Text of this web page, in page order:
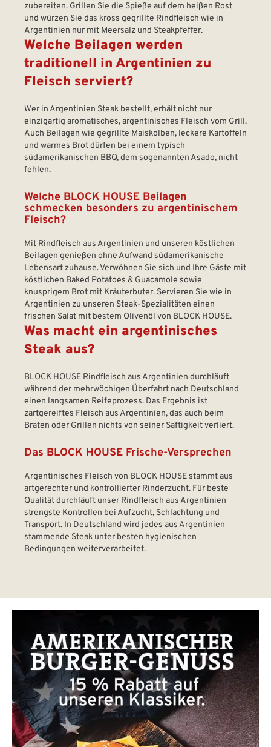
zubereiten. Grillen Sie die Spieße auf dem heißen Rost
und würzen Sie das kross gegrillte Rindfleisch wie in
Argentinien nur mit Meersalz und Steakpfeffer.
Welche Beilagen werden
traditionell in Argentinien zu
Fleisch serviert?
Wer in Argentinien Steak bestellt, erhält nicht nur
einzigartig aromatisches, argentinisches Fleisch vom Grill.
Auch Beilagen wie gegrillte Maiskolben, leckere Kartoffeln
und warmes Brot dürfen bei einem typisch
südamerikanischen BBQ, dem sogenannten Asado, nicht
fehlen.
Welche BLOCK HOUSE Beilagen
schmecken besonders zu argentinischem
Fleisch?
Mit Rindfleisch aus Argentinien und unseren köstlichen
Beilagen genießen ohne Aufwand südamerikanische
Lebensart zuhause. Verwöhnen Sie sich und Ihre Gäste mit
köstlichen Baked Potatoes & Guacamole sowie
knusprigem Brot mit Kräuterbuter. Servieren Sie wie in
Argentinien zu unseren Steak-Spezialitäten einen
frischen Salat mit bestem Olivenöl von BLOCK HOUSE.
Was macht ein argentinisches
Steak aus?
BLOCK HOUSE Rindfleisch aus Argentinien durchläuft
während der mehrwöchigen Überfahrt nach Deutschland
einen langsamen Reifeprozess. Das Ergebnis ist
zartgereiftes Fleisch aus Argentinien, das auch beim
Braten oder Grillen nichts von seiner Saftigkeit verliert.
Das BLOCK HOUSE Frische-Versprechen
Argentinisches Fleisch von BLOCK HOUSE stammt aus
artgerechter und kontrollierter Rinderzucht. Für beste
Qualität durchläuft unser Rindfleisch aus Argentinien
strengste Kontrollen bei Aufzucht, Schlachtung und
Transport. In Deutschland wird jedes aus Argentinien
stammende Steak unter besten hygienischen
Bedingungen weiterverarbeitet.